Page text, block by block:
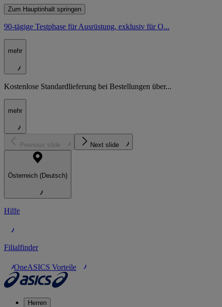
Zum Hauptinhalt springen
90-tägige Testphase für Ausrüstung, exklusiv für O...
mehr
Kostenlose Standardlieferung bei Bestellungen über...
mehr
Previous slide Next slide
Österreich (Deutsch)
Hilfe
Filialfinder
OneASICS Vorteile
Herren